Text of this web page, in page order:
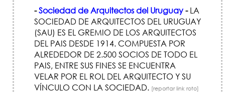
-Sociedad de Arquitectos del Uruguay-LA
SOCIEDAD DE ARQUITECTOS DEL URUGUAY
(SAU) ES EL GREMIO DE LOS ARQUITECTOS
DEL PAIS DESDE 1914. COMPUESTA POR
ALREDEDOR DE 2.500 SOCIOS DE TODO EL
PAIS, ENTRE SUS FINES SE ENCUENTRA
VELAR POR EL ROL DEL ARQUITECTO Y SU
VÍNCULO CON LA SOCIEDAD. [reportar link roto]